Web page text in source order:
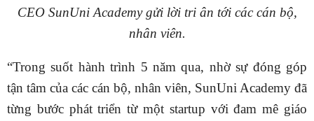
CEO SunUni Academy gửi lời tri ân tới các cán bộ,
nhân viên.
“Trong suốt hành trình 5 năm qua, nhờ sự đóng góp
tận tâm của các cán bộ, nhân viên, SunUni Academy đã
từng bước phát triển từ một startup với đam mê giáo